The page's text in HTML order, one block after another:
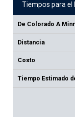
Tiempos para el
De Colorado A
Distancia
Costo
Tiempo Estimado